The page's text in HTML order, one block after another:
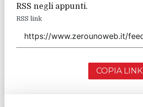
RSS negli appunti.
RSS link
COPIA LINK